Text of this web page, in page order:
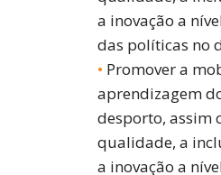
a inovação a
das políticas no
Promover a
aprendizagem
desporto, assim
qualidade, a
a inovação a